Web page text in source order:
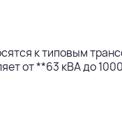
к типовым
от **63 кВА до